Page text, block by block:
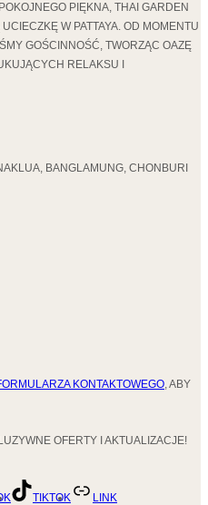
PIĘKNA, THAI GARDEN
W PATTAYA. OD MOMENTU
GOŚCINNOŚĆ, TWORZĄC OAZĘ
RELAKSU I
BANGLAMUNG, CHONBURI
KONTAKTOWEGO , ABY
OFERTY I AKTUALIZACJE!
TIKTOK LINK